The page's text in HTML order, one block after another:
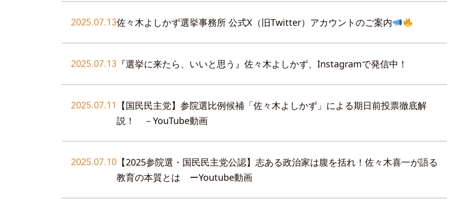
2025.07.13佐々木よしかず選挙事務所 公式X（旧Twitter）アカウントのご案内
2025.07.13 『選挙に来たら、いいと思う』佐々木よしかず、Instagramで発信中！
2025.07.11
【国民民主党】参院選比例候補「佐々木よしかず」による期日前投票徹底解
説！ －YouTube動画
2025.07.10 【2025参院選・国民民主党公認】志ある政治家は腹を括れ！佐々木喜一が語る
教育の本質とは ーYoutube動画